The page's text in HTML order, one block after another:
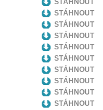
STÁHNOUT
STÁHNOUT
STÁHNOUT
STÁHNOUT
STÁHNOUT
STÁHNOUT
STÁHNOUT
STÁHNOUT
STÁHNOUT
STÁHNOUT